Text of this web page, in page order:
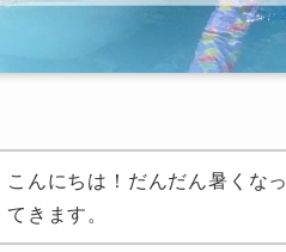
こんにちは！だんだん暑くな
てきます。